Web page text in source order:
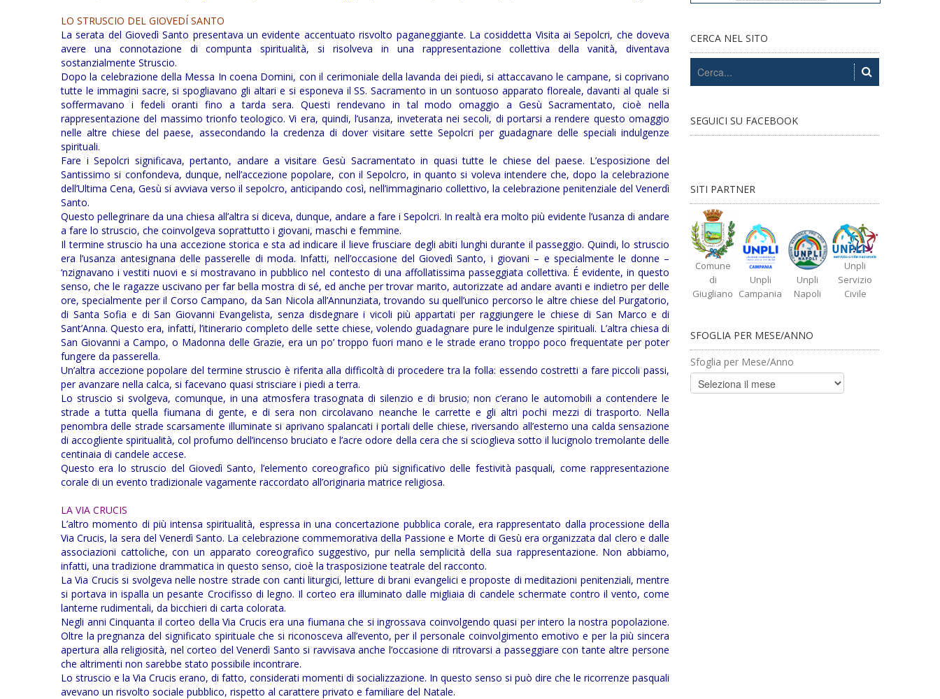
LO STRUSCIO DEL GIOVEDÍ SANTO
La serata del Giovedì Santo presentava un evidente accentuato risvolto paganeggiante. La cosiddetta Visita ai Sepolcri, che doveva
avere una connotazione di compunta spiritualità, si risolveva in una rappresentazione collettiva della vanità, diventava
sostanzialmente Struscio.
Dopo la celebrazione della Messa In coena Domini, con il cerimoniale della lavanda dei piedi, si attaccavano le campane, si coprivano
tutte le immagini sacre, si spogliavano gli altari e si esponeva il SS. Sacramento in un sontuoso apparato floreale, davanti al quale si
soffermavano i fedeli oranti fino a tarda sera. Questi rendevano in tal modo omaggio a Gesù Sacramentato, cioè nella
rappresentazione del massimo trionfo teologico. Vi era, quindi, l’usanza, inveterata nei secoli, di portarsi a rendere questo omaggio
nelle altre chiese del paese, assecondando la credenza di dover visitare sette Sepolcri per guadagnare delle speciali indulgenze
spirituali.
Fare i Sepolcri significava, pertanto, andare a visitare Gesù Sacramentato in quasi tutte le chiese del paese. L’esposizione del
Santissimo si confondeva, dunque, nell’accezione popolare, con il Sepolcro, in quanto si voleva intendere che, dopo la celebrazione
dell’Ultima Cena, Gesù si avviava verso il sepolcro, anticipando così, nell’immaginario collettivo, la celebrazione penitenziale del Venerdì
Santo.
Questo pellegrinare da una chiesa all’altra si diceva, dunque, andare a fare i Sepolcri. In realtà era molto più evidente l’usanza di andare
a fare lo struscio, che coinvolgeva soprattutto i giovani, maschi e femmine.
Il termine struscio ha una accezione storica e sta ad indicare il lieve frusciare degli abiti lunghi durante il passeggio. Quindi, lo struscio
era l’usanza antesignana delle passerelle di moda. Infatti, nell’occasione del Giovedì Santo, i giovani – e specialmente le donne –
‘nzignavano i vestiti nuovi e si mostravano in pubblico nel contesto di una affollatissima passeggiata collettiva. É evidente, in questo
senso, che le ragazze uscivano per far bella mostra di sé, ed anche per trovar marito, autorizzate ad andare avanti e indietro per delle
ore, specialmente per il Corso Campano, da San Nicola all’Annunziata, trovando su quell’unico percorso le altre chiese del Purgatorio,
di Santa Sofia e di San Giovanni Evangelista, senza disdegnare i vicoli più appartati per raggiungere le chiese di San Marco e di
Sant’Anna. Questo era, infatti, l’itinerario completo delle sette chiese, volendo guadagnare pure le indulgenze spirituali. L’altra chiesa di
San Giovanni a Campo, o Madonna delle Grazie, era un po’ troppo fuori mano e le strade erano troppo poco frequentate per poter
fungere da passerella.
Un’altra accezione popolare del termine struscio è riferita alla difficoltà di procedere tra la folla: essendo costretti a fare piccoli passi,
per avanzare nella calca, si facevano quasi strisciare i piedi a terra.
Lo struscio si svolgeva, comunque, in una atmosfera trasognata di silenzio e di brusio; non c’erano le automobili a contendere le
strade a tutta quella fiumana di gente, e di sera non circolavano neanche le carrette e gli altri pochi mezzi di trasporto. Nella
penombra delle strade scarsamente illuminate si aprivano spalancati i portali delle chiese, riversando all’esterno una calda sensazione
di accogliente spiritualità, col profumo dell’incenso bruciato e l’acre odore della cera che si scioglieva sotto il lucignolo tremolante delle
centinaia di candele accese.
Questo era lo struscio del Giovedì Santo, l’elemento coreografico più significativo delle festività pasquali, come rappresentazione
corale di un evento tradizionale vagamente raccordato all’originaria matrice religiosa.
LA VIA CRUCIS
L’altro momento di più intensa spiritualità, espressa in una concertazione pubblica corale, era rappresentato dalla processione della
Via Crucis, la sera del Venerdì Santo. La celebrazione commemorativa della Passione e Morte di Gesù era organizzata dal clero e dalle
associazioni cattoliche, con un apparato coreografico suggestivo, pur nella semplicità della sua rappresentazione. Non abbiamo,
infatti, una tradizione drammatica in questo senso, cioè la trasposizione teatrale del racconto.
La Via Crucis si svolgeva nelle nostre strade con canti liturgici, letture di brani evangelici e proposte di meditazioni penitenziali, mentre
si portava in ispalla un pesante Crocifisso di legno. Il corteo era illuminato dalle migliaia di candele schermate contro il vento, come
lanterne rudimentali, da bicchieri di carta colorata.
Negli anni Cinquanta il corteo della Via Crucis era una fiumana che si ingrossava coinvolgendo quasi per intero la nostra popolazione.
Oltre la pregnanza del significato spirituale che si riconosceva all’evento, per il personale coinvolgimento emotivo e per la più sincera
apertura alla religiosità, nel corteo del Venerdì Santo si ravvisava anche l’occasione di ritrovarsi a passeggiare con tante altre persone
che altrimenti non sarebbe stato possibile incontrare.
Lo struscio e la Via Crucis erano, di fatto, considerati momenti di socializzazione. In questo senso si può dire che le ricorrenze pasquali
avevano un risvolto sociale pubblico, rispetto al carattere privato e familiare del Natale.
CERCA NEL SITO
SEGUICI SU FACEBOOK
SITI PARTNER
Comune
di
Giugliano
Unpli
Campania
Unpli
Napoli
Unpli
Servizio
Civile
SFOGLIA PER MESE/ANNO
Sfoglia per Mese/Anno